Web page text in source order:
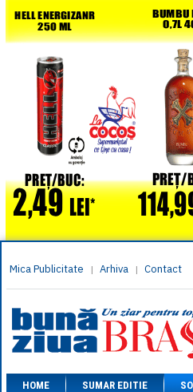
Mica Publicitate | Arhiva | Contact
HOME SUMAR EDITIE